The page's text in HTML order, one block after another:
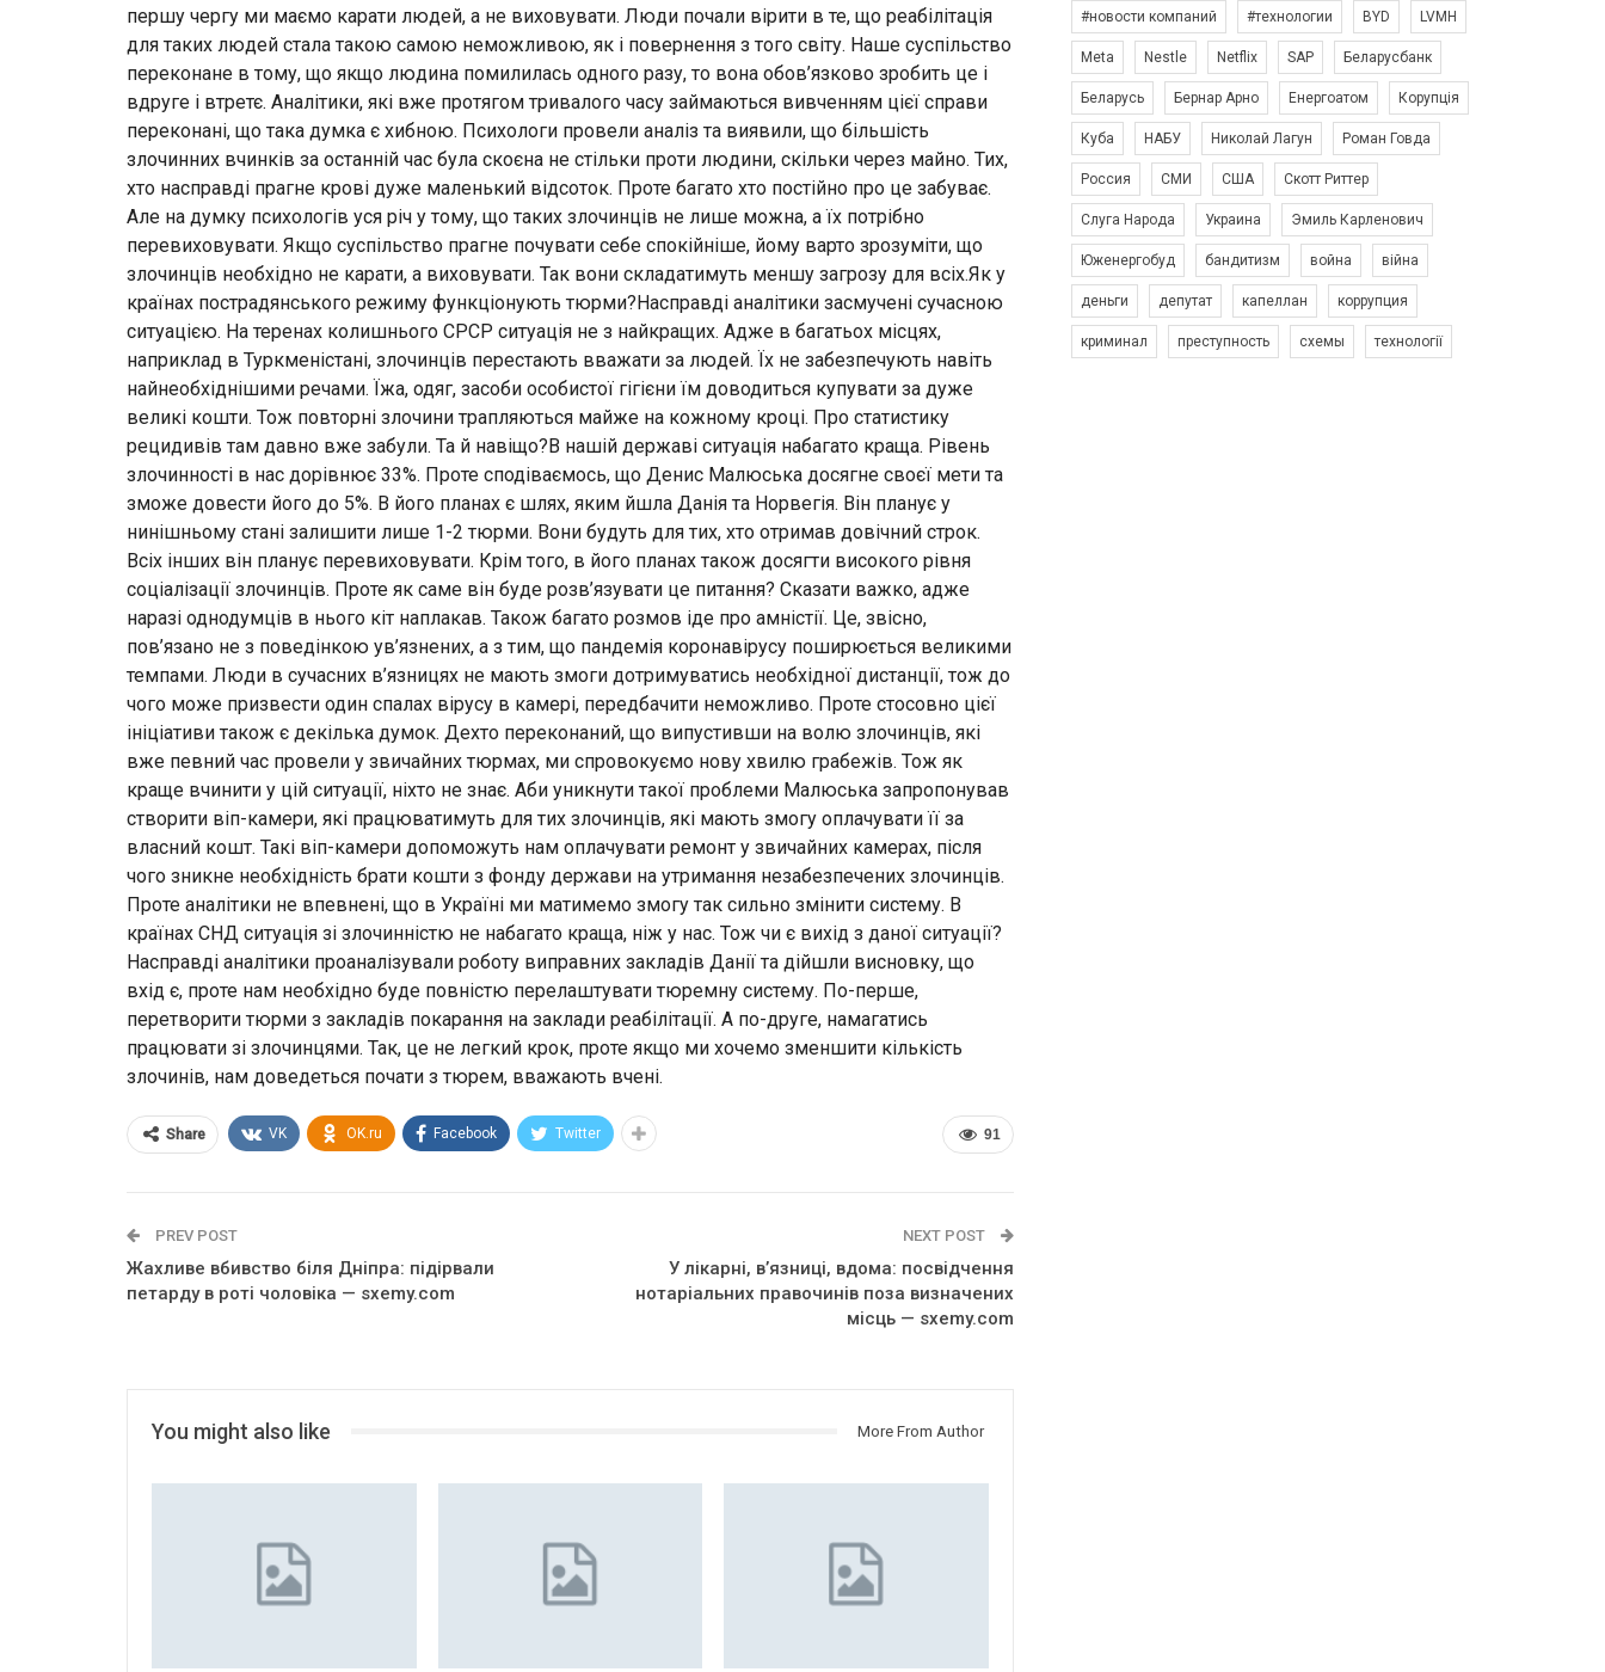
першу чергу ми маємо карати людей, а не виховувати. Люди почали вірити в те, що реабілітація
для таких людей стала такою самою неможливою, як і повернення з того світу. Наше суспільство
переконане в тому, що якщо людина помилилась одного разу, то вона обов’язково зробить це і
вдруге і втретє. Аналітики, які вже протягом тривалого часу займаються вивченням цієї справи
переконані, що така думка є хибною. Психологи провели аналіз та виявили, що більшість
злочинних вчинків за останній час була скоєна не стільки проти людини, скільки через майно. Тих,
хто насправді прагне крові дуже маленький відсоток. Проте багато хто постійно про це забуває.
Але на думку психологів уся річ у тому, що таких злочинців не лише можна, а їх потрібно
перевиховувати. Якщо суспільство прагне почувати себе спокійніше, йому варто зрозуміти, що
злочинців необхідно не карати, а виховувати. Так вони складатимуть меншу загрозу для всіх.Як у
країнах пострадянського режиму функціонують тюрми?Насправді аналітики засмучені сучасною
ситуацією. На теренах колишнього СРСР ситуація не з найкращих. Адже в багатьох місцях,
наприклад в Туркменістані, злочинців перестають вважати за людей. Їх не забезпечують навіть
найнеобхіднішими речами. Їжа, одяг, засоби особистої гігієни їм доводиться купувати за дуже
великі кошти. Тож повторні злочини трапляються майже на кожному кроці. Про статистику
рецидивів там давно вже забули. Та й навіщо?В нашій державі ситуація набагато краща. Рівень
злочинності в нас дорівнює 33%. Проте сподіваємось, що Денис Малюська досягне своєї мети та
зможе довести його до 5%. В його планах є шлях, яким йшла Данія та Норвегія. Він планує у
нинішньому стані залишити лише 1-2 тюрми. Вони будуть для тих, хто отримав довічний строк.
Всіх інших він планує перевиховувати. Крім того, в його планах також досягти високого рівня
соціалізації злочинців. Проте як саме він буде розв’язувати це питання? Сказати важко, адже
наразі однодумців в нього кіт наплакав. Також багато розмов іде про амністії. Це, звісно,
пов’язано не з поведінкою ув’язнених, а з тим, що пандемія коронавірусу поширюється великими
темпами. Люди в сучасних в’язницях не мають змоги дотримуватись необхідної дистанції, тож до
чого може призвести один спалах вірусу в камері, передбачити неможливо. Проте стосовно цієї
ініціативи також є декілька думок. Дехто переконаний, що випустивши на волю злочинців, які
вже певний час провели у звичайних тюрмах, ми спровокуємо нову хвилю грабежів. Тож як
краще вчинити у цій ситуації, ніхто не знає. Аби уникнути такої проблеми Малюська запропонував
створити віп-камери, які працюватимуть для тих злочинців, які мають змогу оплачувати її за
власний кошт. Такі віп-камери допоможуть нам оплачувати ремонт у звичайних камерах, після
чого зникне необхідність брати кошти з фонду держави на утримання незабезпечених злочинців.
Проте аналітики не впевнені, що в Україні ми матимемо змогу так сильно змінити систему. В
країнах СНД ситуація зі злочинністю не набагато краща, ніж у нас. Тож чи є вихід з даної ситуації?
Насправді аналітики проаналізували роботу виправних закладів Данії та дійшли висновку, що
вхід є, проте нам необхідно буде повністю перелаштувати тюремну систему. По-перше,
перетворити тюрми з закладів покарання на заклади реабілітації. А по-друге, намагатись
працювати зі злочинцями. Так, це не легкий крок, проте якщо ми хочемо зменшити кількість
злочинів, нам доведеться почати з тюрем, вважають вчені.
91
Share VK OK.ru Facebook Twitter
PREV POST
Жахливе вбивство біля Дніпра: підірвали
петарду в роті чоловіка — sxemy.com
NEXT POST
У лікарні, в’язниці, вдома: посвідчення
нотаріальних правочинів поза визначених
місць — sxemy.com
You might also like More From Author
#новости компаний #технологии BYD LVMH
Meta Nestle Netflix SAP Беларусбанк
Беларусь Бернар Арно Енергоатом Корупція
Куба НАБУ Николай Лагун Роман Говда
Россия СМИ США Скотт Риттер
Слуга Народа Украина Эмиль Карленович
Юженергобуд бандитизм война війна
деньги депутат капеллан коррупция
криминал преступность схемы технології